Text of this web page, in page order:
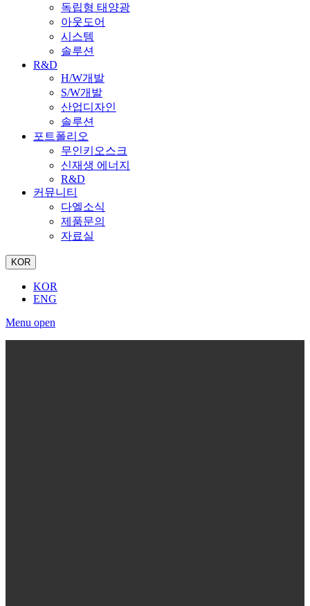
독립형 태양광
아웃도어
시스템
솔루션
R&D
H/W개발
S/W개발
산업디자인
솔루션
포트폴리오
무인키오스크
신재생 에너지
R&D
커뮤니티
다엘소식
제품문의
자료실
KOR
KOR
ENG
Menu open